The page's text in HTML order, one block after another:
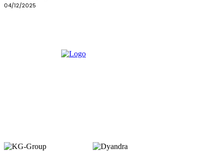
04/12/2025